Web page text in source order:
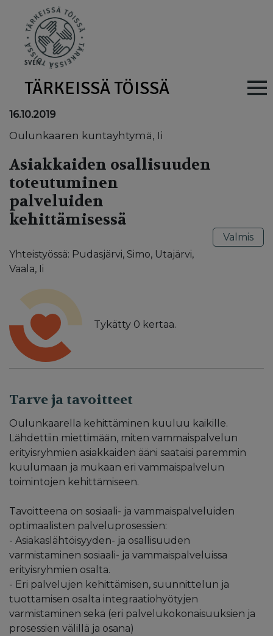
SVEN
TÄRKEISSÄ TÖISSÄ Main
16.10.2019
Oulunkaaren kuntayhtymä, Ii
Asiakkaiden osallisuuden
toteutuminen
palveluiden
kehittämisessä
Yhteistyössä: Pudasjärvi, Simo, Utajärvi,
Vaala, Ii
Tykätty 0 kertaa.
Valmis
Tarve ja tavoitteet
Oulunkaarella kehittäminen kuuluu kaikille.
Lähdettiin miettimään, miten vammaispalvelun
erityisryhmien asiakkaiden ääni saataisi paremmin
kuulumaan ja mukaan eri vammaispalvelun
toimintojen kehittämiseen.
Tavoitteena on sosiaali- ja vammaispalveluiden
optimaalisten palveluprosessien:
- Asiakaslähtöisyyden- ja osallisuuden
varmistaminen sosiaali- ja vammaispalveluissa
erityisryhmien osalta.
- Eri palvelujen kehittämisen, suunnittelun ja
tuottamisen osalta integraatiohyötyjen
varmistaminen sekä (eri palvelukokonaisuuksien ja
prosessien välillä ja osana)